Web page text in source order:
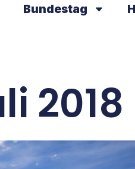
Bundestag
2018